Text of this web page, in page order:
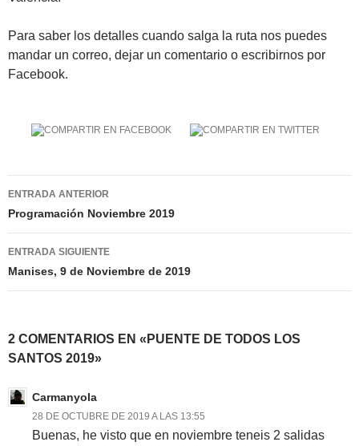
Para saber los detalles cuando salga la ruta nos puedes
mandar un correo, dejar un comentario o escribirnos por
Facebook.
Navegación
de
entradas
ENTRADA ANTERIOR
Programación Noviembre 2019
ENTRADA SIGUIENTE
Manises, 9 de Noviembre de 2019
2 COMENTARIOS EN «PUENTE DE TODOS LOS
SANTOS 2019»
Carmanyola
28 DE OCTUBRE DE 2019 A LAS 13:55
Buenas, he visto que en noviembre teneis 2 salidas